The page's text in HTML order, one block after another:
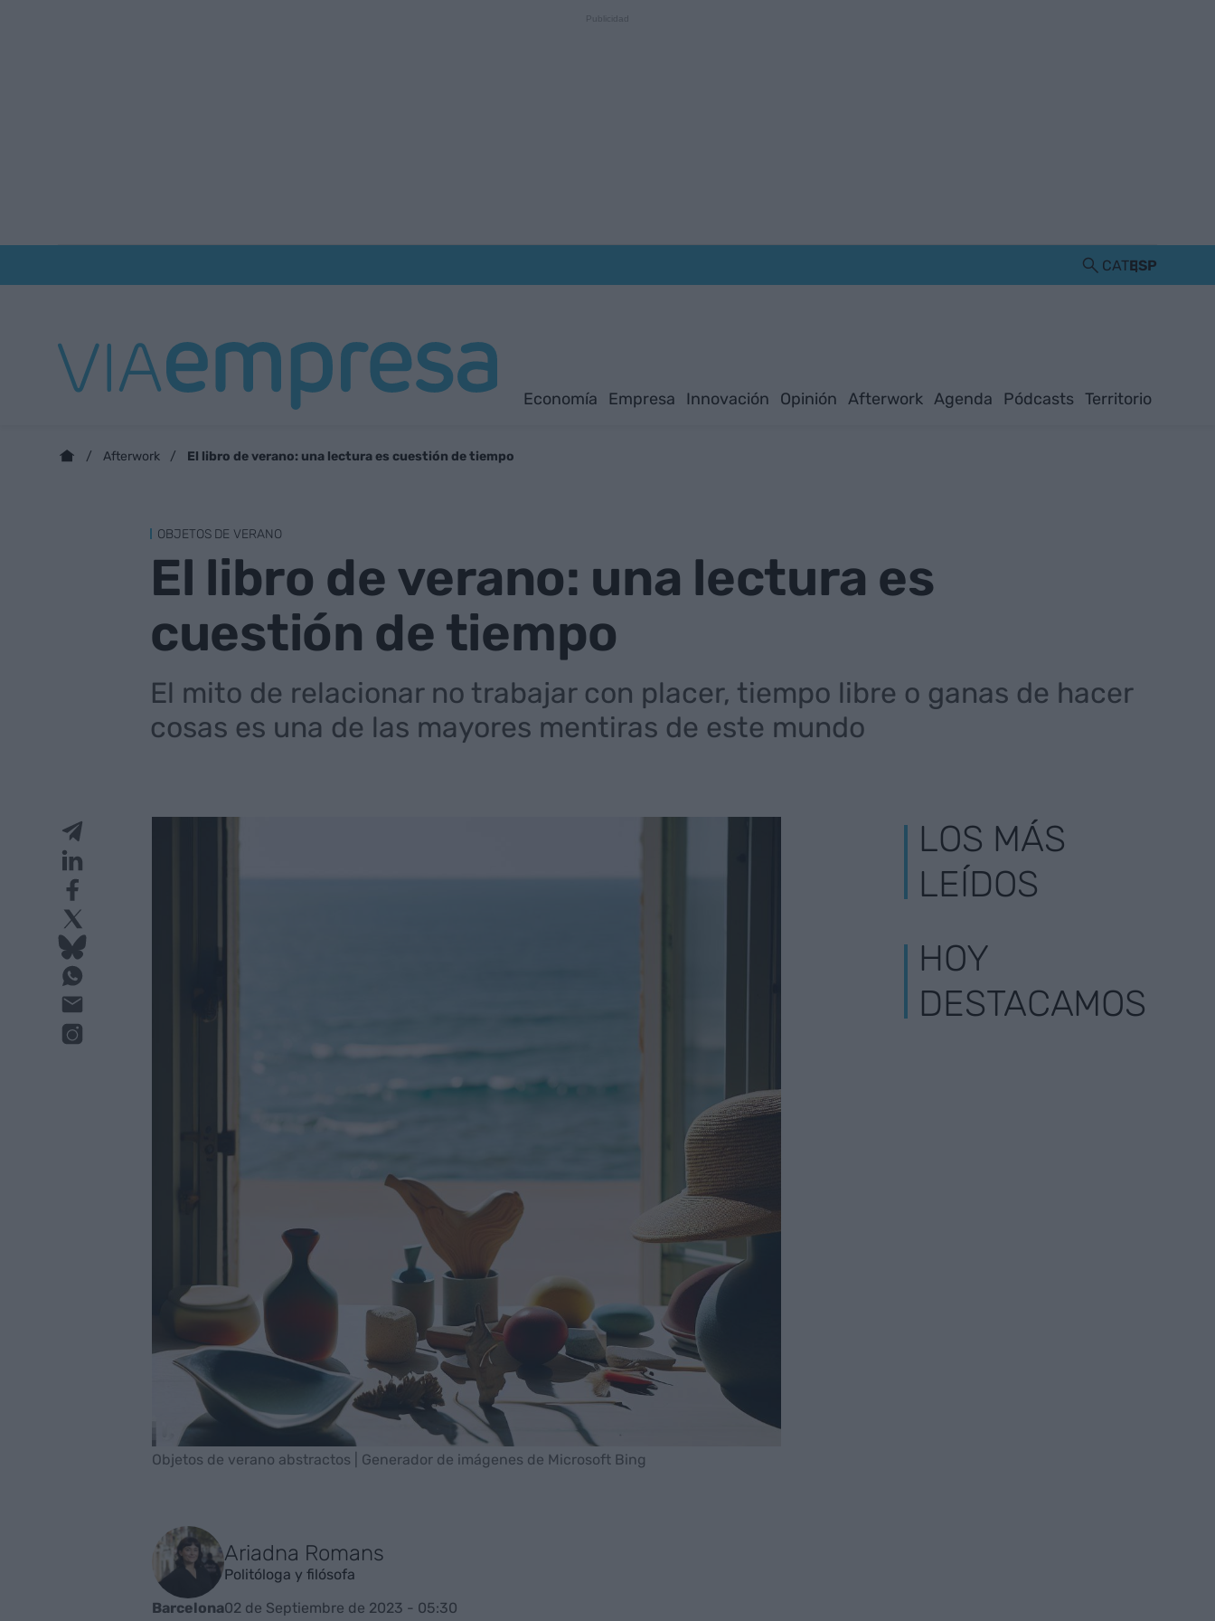
CATESP
Economía Empresa Innovación Opinión Afterwork Agenda Pódcasts Territorio
Afterwork El libro de verano: una lectura es cuestión de tiempo
OBJETOS DE VERANO
El libro de verano: una lectura es
cuestión de tiempo
El mito de relacionar no trabajar con placer, tiempo libre o ganas de hacer
cosas es una de las mayores mentiras de este mundo
Objetos de verano abstractos | Generador de imágenes de Microsoft Bing
Ariadna Romans
Politóloga y filósofa
Barcelona02 de Septiembre de 2023 - 05:30
LOS MÁS
LEÍDOS
HOY
DESTACAMOS